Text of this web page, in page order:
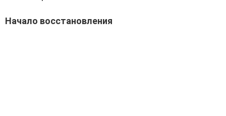
Начало восстановления